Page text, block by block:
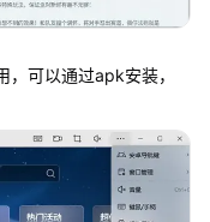
可以通过apk安装，